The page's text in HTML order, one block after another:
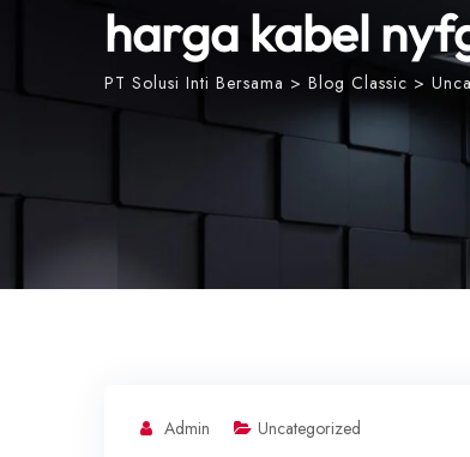
harga kabel
PT Solusi Inti Bersama > Blog Classic >
Admin Uncategorized